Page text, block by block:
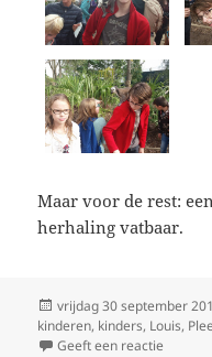
Maar voor de rest:
herhaling vatbaar.
Geplaatst
op
vrijdag 30 september
kinderen, kinders, Louis,
Geeft een reactie